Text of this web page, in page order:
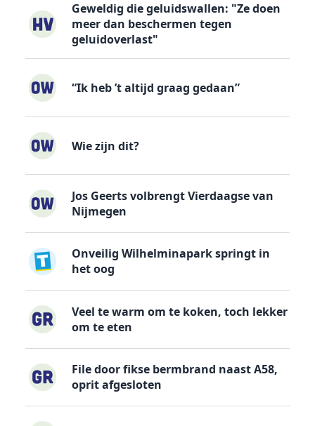
Geweldig die geluidswallen: "Ze doen
meer dan beschermen tegen
geluidoverlast"
“Ik heb ’t altijd graag gedaan”
Wie zijn dit?
Jos Geerts volbrengt Vierdaagse van
Nijmegen
Onveilig Wilhelminapark springt in
het oog
Veel te warm om te koken, toch lekker
om te eten
File door fikse bermbrand naast A58,
oprit afgesloten